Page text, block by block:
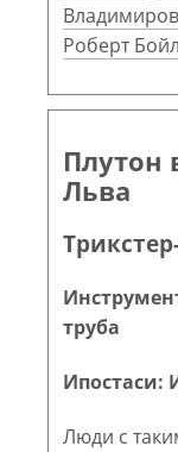
Роберт
Плутон
Льва
труба
Ипостаси:
Люди с